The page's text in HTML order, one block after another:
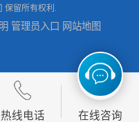
保留所有权利.
管理员入口 网站地图
热线电话 在线咨询